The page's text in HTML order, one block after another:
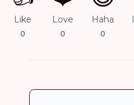
Like
0
Love
0
Haha
0